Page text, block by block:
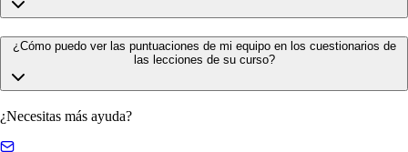
¿Cómo puedo ver las puntuaciones de mi equipo en los cuestionarios de
las lecciones de su curso?
¿Necesitas más ayuda?